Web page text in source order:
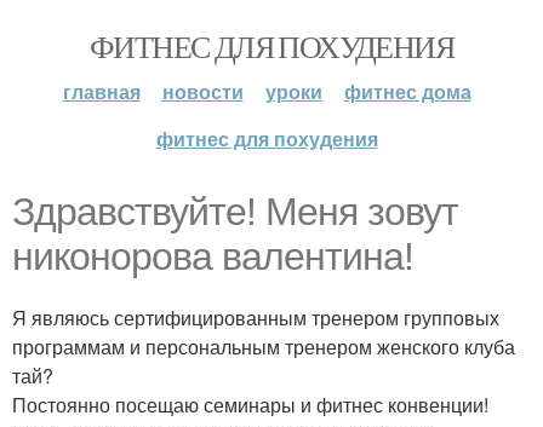
ФИТНЕС ДЛЯ ПОХУДЕНИЯ
главная новости уроки
фитнес дома
фитнес для похудения
Здравствуйте! Меня зовут
никонорова валентина!
Я являюсь сертифицированным тренером групповых
программам и персональным тренером женского клуба
тай?
Постоянно посещаю семинары и фитнес конвенции!